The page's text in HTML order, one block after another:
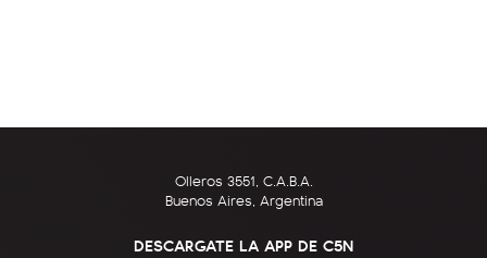
Olleros 3551, C.A.B.A.
Buenos Aires, Argentina
DESCARGATE LA APP DE C5N